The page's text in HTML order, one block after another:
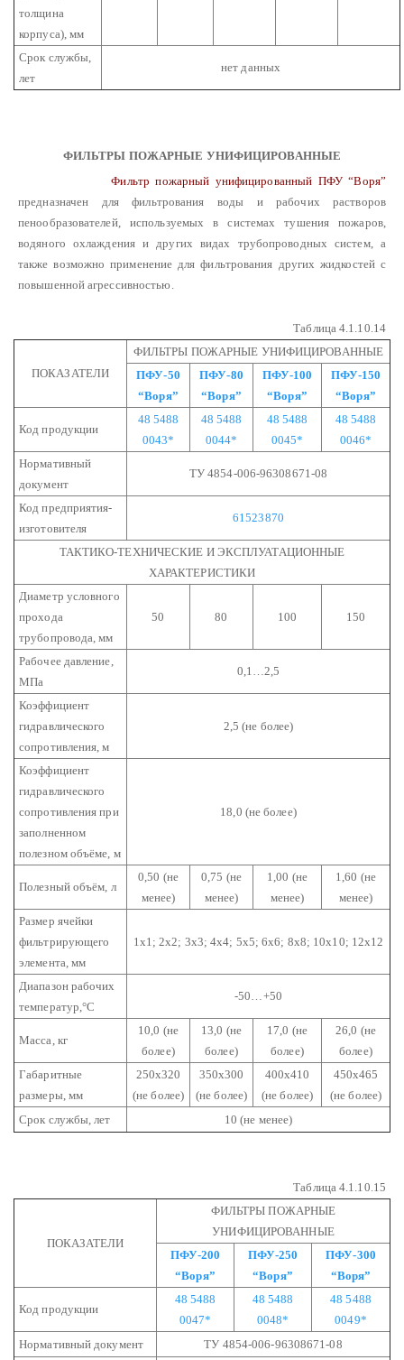
толщина
корпуса), мм
Срок службы,
лет
нет данных
ФИЛЬТРЫ ПОЖАРНЫЕ УНИФИЦИРОВАННЫЕ
Фильтр пожарный унифицированный ПФУ “Воря”
предназначен для фильтрования воды и рабочих растворов
пенообразователей, используемых в системах тушения пожаров,
водяного охлаждения и других видах трубопроводных систем, а
также возможно применение для фильтрования других жидкостей с
повышенной агрессивностью.
Таблица 4.1.10.14
ПОКАЗАТЕЛИ
ФИЛЬТРЫ ПОЖАРНЫЕ УНИФИЦИРОВАННЫЕ
ПФУ-50
“Воря”
ПФУ-80
“Воря”
ПФУ-100
“Воря”
ПФУ-150
“Воря”
Код продукции
48 5488
0043*
48 5488
0044*
48 5488
0045*
48 5488
0046*
Нормативный
документ
ТУ 4854-006-96308671-08
Код предприятия-
изготовителя
61523870
ТАКТИКО-ТЕХНИЧЕСКИЕ И ЭКСПЛУАТАЦИОННЫЕ
ХАРАКТЕРИСТИКИ
Диаметр условного
прохода
трубопровода, мм
50 80 100 150
Рабочее давление,
МПа
0,1…2,5
Коэффициент
гидравлического
сопротивления, м
2,5 (не более)
Коэффициент
гидравлического
сопротивления при
заполненном
полезном объёме, м
18,0 (не более)
Полезный объём, л
0,50 (не
менее)
0,75 (не
менее)
1,00 (не
менее)
1,60 (не
менее)
Размер ячейки
фильтрирующего
элемента, мм
1х1; 2х2; 3х3; 4х4; 5х5; 6х6; 8х8; 10х10; 12х12
Диапазон рабочих
температур,°С
-50…+50
Масса, кг
10,0 (не
более)
13,0 (не
более)
17,0 (не
более)
26,0 (не
более)
Габаритные
размеры, мм
250х320
(не более)
350х300
(не более)
400х410
(не более)
450х465
(не более)
Срок службы, лет
10 (не менее)
Таблица 4.1.10.15
ПОКАЗАТЕЛИ
ФИЛЬТРЫ ПОЖАРНЫЕ
УНИФИЦИРОВАННЫЕ
ПФУ-200
“Воря”
ПФУ-250
“Воря”
ПФУ-300
“Воря”
Код продукции
48 5488
0047*
48 5488
0048*
48 5488
0049*
Нормативный документ
ТУ 4854-006-96308671-08